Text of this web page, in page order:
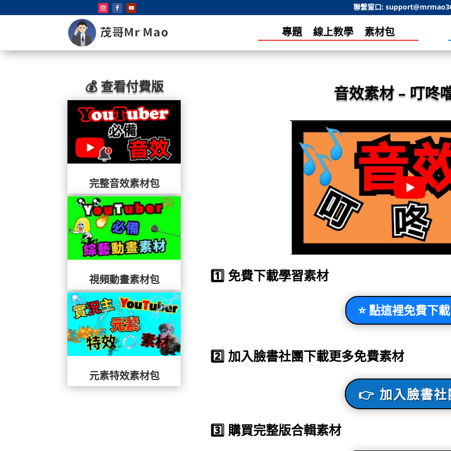
聯繫窗口:
專題 線上教學 素材包
💰 查看付費版
完整音效素材包
視頻動畫素材包
元素特效素材包
音效素材 – 叮咚
1️⃣ 免費下載學習素材
⭐ 點這裡免費下載
2️⃣ 加入臉書社團下載更多免費素材
👉 加入臉書社
3️⃣ 購買完整版合輯素材